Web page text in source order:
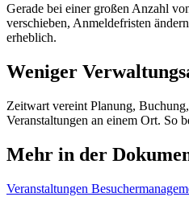
Gerade bei einer großen Anzahl
verschieben, Anmeldefristen
erheblich.
Weniger
Zeitwart vereint Planung,
Veranstaltungen an einem Ort. So
Mehr in der
Veranstaltungen